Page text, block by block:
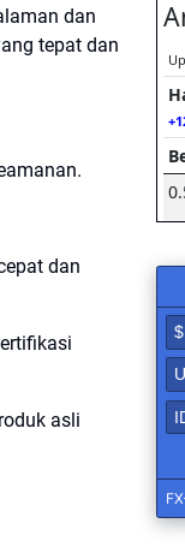
dan
tepat dan
dan
asli